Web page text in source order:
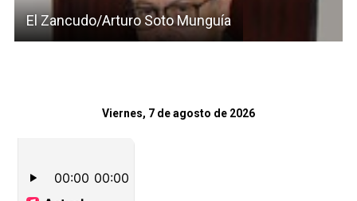
El Zancudo/Arturo Soto Munguía
Viernes, 7 de agosto de 2026